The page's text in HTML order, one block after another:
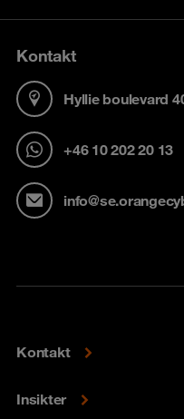
Kontakt
Hyllie boulevard
+46 10 202 20 13
Kontakt
Insikter